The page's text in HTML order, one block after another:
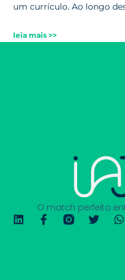
um currículo. Ao longo
leia mais >>
O match perfeito